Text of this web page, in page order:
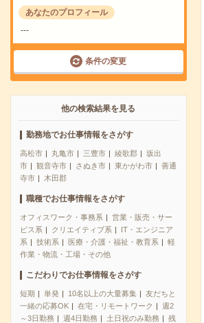
あなたのプロフィール
---
条件の変更
他の検索結果を見る
勤務地でお仕事情報をさがす
高松市 丸亀市 三豊市 綾歌郡
坂出
市
観音寺市 さぬき市 東かがわ市
善通
寺市
木田郡
職種でお仕事情報をさがす
オフィスワーク・事務系
営業・販売・サー
ビス系
クリエイティブ系
IT・エンジニア
系
技術系 医療・介護・福祉・教育系
軽
作業・物流・工場・その他
こだわりでお仕事情報をさがす
短期 単発 10名以上の大量募集
友だちと
一緒の応募OK
在宅・リモートワーク
週2
～3日勤務
週4日勤務 土日祝のみ勤務
残